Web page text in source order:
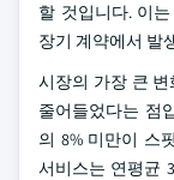
할 것입니다. 이
장기 계약에서 발
시장의 가장 큰
줄어들었다는 점
의 8% 미만이 스
서비스는 연평균